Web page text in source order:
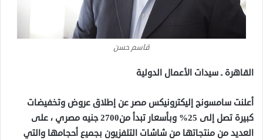
قاسم حسن
القاهرة ـ سيدات الأعمال الدولية
أعلنت سامسونج إليكترونيكس مصر عن إطلاق عروض وتخفيضات
كبيرة تصل إلى 25% وبأسعار تبدأ من2700 جنيه مصري ، على
العديد من منتجاتها من شاشات التلفزيون بجميع أحجامها والتي